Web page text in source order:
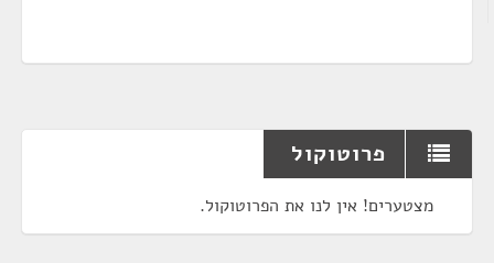
פרוטוקול
מצטערים! אין לנו את הפרוטוקול.